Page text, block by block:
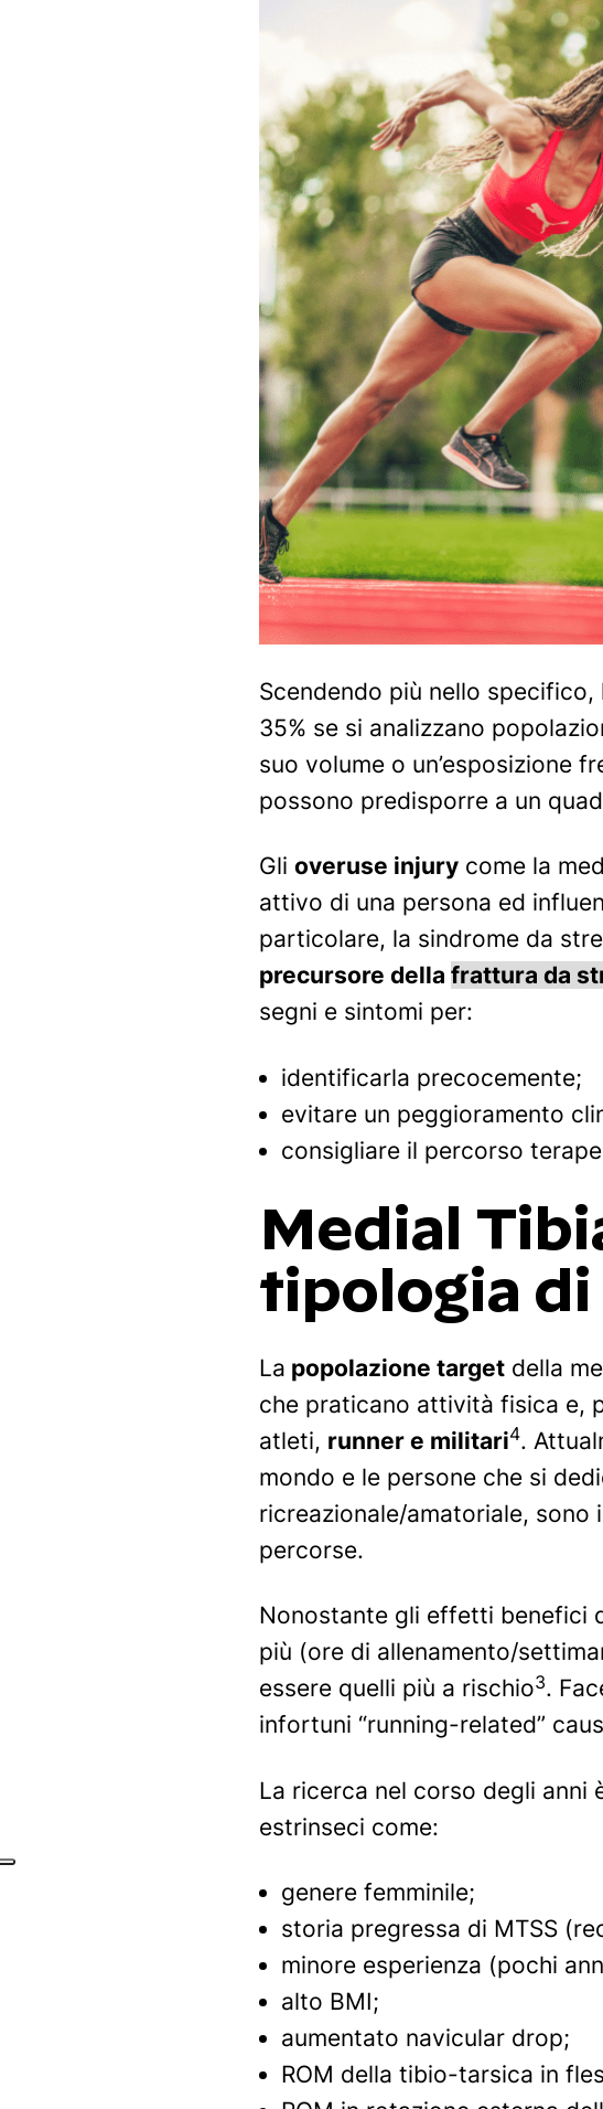
Scendendo più nello specifico,
35% se si analizzano
suo volume o un’esposizione
possono predisporre a un
Gli overuse injurycome la
attivo di una persona ed
particolare, la sindrome da
precursore della frattura da
segni e sintomi per:
identificarla precocemente;
evitare un peggioramento
consigliare il percorso
Medial
tipologia
La popolazione targetdella
che praticano attività fisica e,
atleti, runner e militari4.
mondo e le persone che si
ricreazionale/amatoriale, sono
percorse.
Nonostante gli effetti benefici
più (ore di allenamento/
essere quelli più a rischio3.
infortuni “running-related”
La ricerca nel corso degli anni
estrinseci come:
genere femminile;
storia pregressa di MTSS
minore esperienza (pochi
alto BMI;
aumentato navicular drop;
ROM della tibio-tarsica in